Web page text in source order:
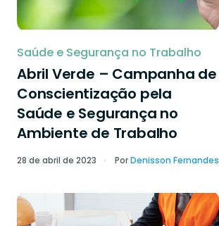
Saúde e Segurança no Trabalho
Abril Verde – Campanha de
Conscientização pela
Saúde e Segurança no
Ambiente de Trabalho
28 de abril de 2023 PorDenisson Fernandes